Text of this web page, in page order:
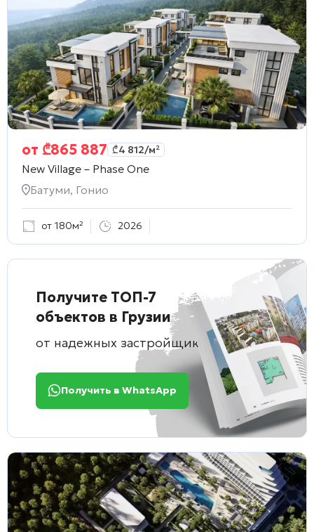
от ₾865 887 ₾4 812/м²
New Village – Phase One
Батуми, Гонио
от 180м² 2026
Получите ТОП-7
объектов в Грузии
от надежных застройщиков
Получить в WhatsApp